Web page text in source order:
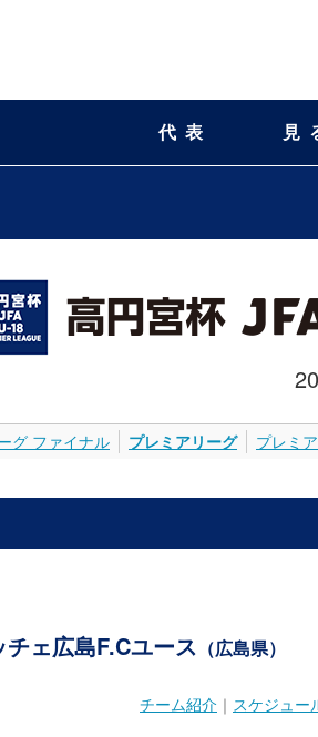
代表 見
グ ファイナル プレミアリーグ プレミ
ェ広島F.Cユース （広島県）
チーム紹介 ｜ スケジュー